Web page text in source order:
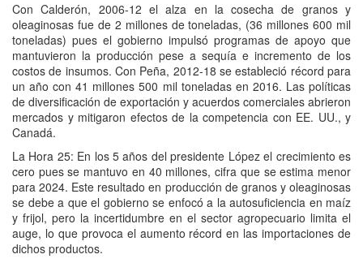
Con Calderón, 2006-12 el alza en la cosecha de granos y
oleaginosas fue de 2 millones de toneladas, (36 millones 600 mil
toneladas) pues el gobierno impulsó programas de apoyo que
mantuvieron la producción pese a sequía e incremento de los
costos de insumos. Con Peña, 2012-18 se estableció récord para
un año con 41 millones 500 mil toneladas en 2016. Las políticas
de diversificación de exportación y acuerdos comerciales abrieron
mercados y mitigaron efectos de la competencia con EE. UU., y
Canadá.
La Hora 25: En los 5 años del presidente López el crecimiento es
cero pues se mantuvo en 40 millones, cifra que se estima menor
para 2024. Este resultado en producción de granos y oleaginosas
se debe a que el gobierno se enfocó a la autosuficiencia en maíz
y frijol, pero la incertidumbre en el sector agropecuario limita el
auge, lo que provoca el aumento récord en las importaciones de
dichos productos.